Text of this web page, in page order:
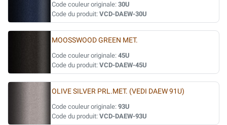
Code couleur originale: 30U
Code du produit: VCD-DAEW-30U
MOOSSWOOD GREEN MET.
Code couleur originale: 45U
Code du produit: VCD-DAEW-45U
OLIVE SILVER PRL.MET. (VEDI DAEW 91U)
Code couleur originale: 93U
Code du produit: VCD-DAEW-93U